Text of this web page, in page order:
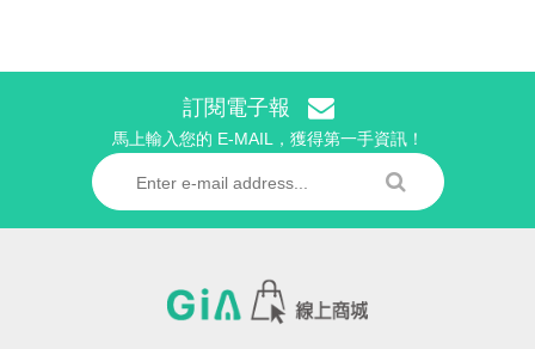
訂閱電子報
馬上輸入您的 E-MAIL，獲得第一手資訊！